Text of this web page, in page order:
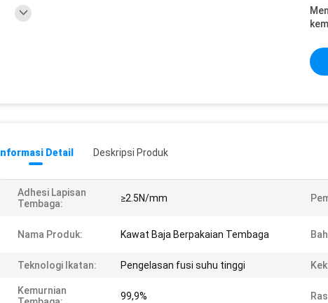
Informasi Detail Deskripsi Produk
Adhesi Lapisan
Tembaga:
≥2.5N/mm
Nama Produk: Kawat Baja Berpakaian Tembaga
Teknologi Ikatan: Pengelasan fusi suhu tinggi
Kemurnian
99,9%